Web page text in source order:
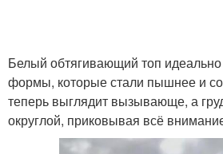
Белый обтягивающий топ
формы, которые стали пышнее и
теперь выглядит вызывающе, а
округлой, приковывая всё